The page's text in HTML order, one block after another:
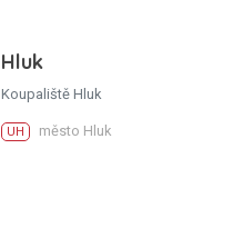
Hluk
Koupaliště Hluk
UH město Hluk